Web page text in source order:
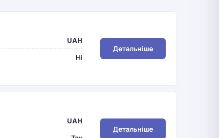
UAH
Ні
Детальніше
UAH
Детальніше